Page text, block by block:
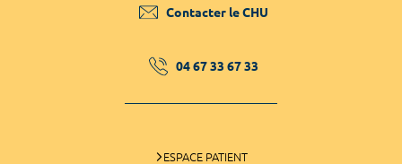
Contacter le CHU
04 67 33 67 33
ESPACE PATIENT